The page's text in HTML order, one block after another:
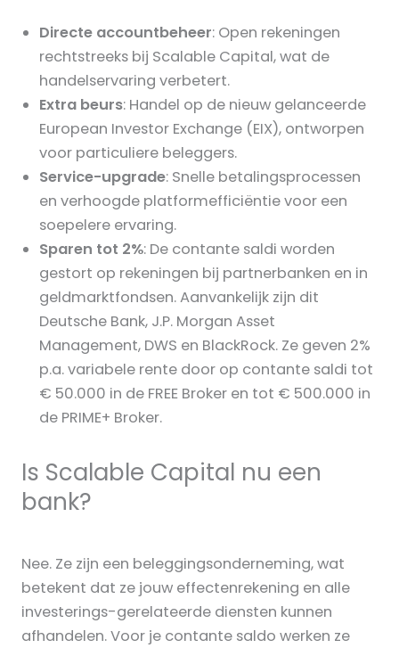
Directe accountbeheer: Open rekeningen
rechtstreeks bij Scalable Capital, wat de
handelservaring verbetert.
Extra beurs: Handel op de nieuw gelanceerde
European Investor Exchange (EIX), ontworpen
voor particuliere beleggers.
Service-upgrade: Snelle betalingsprocessen
en verhoogde platformefficiëntie voor een
soepelere ervaring.
Sparen tot 2%: De contante saldi worden
gestort op rekeningen bij partnerbanken en in
geldmarktfondsen. Aanvankelijk zijn dit
Deutsche Bank, J.P. Morgan Asset
Management, DWS en BlackRock. Ze geven 2%
p.a. variabele rente door op contante saldi tot
€ 50.000 in de FREE Broker en tot € 500.000 in
de PRIME+ Broker.
Is Scalable Capital nu een
bank?
Nee. Ze zijn een beleggingsonderneming, wat
betekent dat ze jouw effectenrekening en alle
investerings-gerelateerde diensten kunnen
afhandelen. Voor je contante saldo werken ze